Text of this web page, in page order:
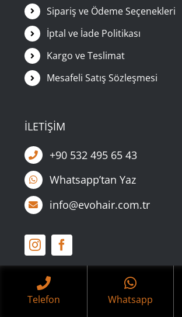
Sipariş ve Ödeme Seçenekleri
İptal ve İade Politikası
Kargo ve Teslimat
Mesafeli Satış Sözleşmesi
İLETİŞİM
+90 532 495 65 43
Whatsapp’tan Yaz
info@evohair.com.tr
© Copyright 2026 | Tüm Hakları Saklıdır |
Telefon Whatsapp